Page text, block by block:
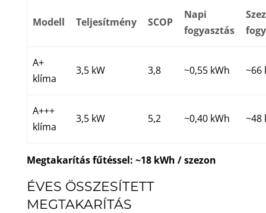
Modell Teljesítmény SCOP
Napi
fogyasztás
A+
klíma
3,5 kW 3,8 ~0,55 kWh ~66
A+++
klíma
3,5 kW 5,2 ~0,40 kWh ~48
Megtakarítás fűtéssel: ~18 kWh / szezon
ÉVES ÖSSZESÍTETT
MEGTAKARÍTÁS